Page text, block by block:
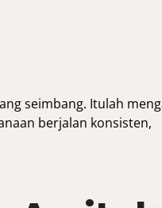
seimbang. Itulah
berjalan konsisten,